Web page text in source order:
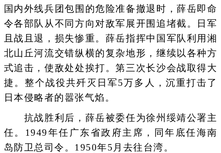
国内外线兵团包围的危险准备撤退时，薛岳即命
令各部队从不同方向对敌军展开围追堵截。日军
且战且退，损失惨重。薛岳指挥中国军队利用湘
北山丘河流交错纵横的复杂地形，继续以各种方
式追击，使敌处处挨打。第三次长沙会战取得大
捷。整个战役共歼灭日军5万多人，沉重打击了
日本侵略者的嚣张气焰。
抗战胜利后，薛岳被委任为徐州绥靖公署主
任。1949年任广东省政府主席，同年底任海南
岛防卫总司令。1950年5月去往台湾。